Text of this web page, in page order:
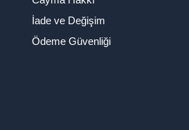
İade ve Değişim
Ödeme Güvenliği